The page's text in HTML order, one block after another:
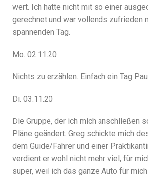
wert. Ich hatte nicht mit so einer
gerechnet und war vollends zufrieden
spannenden Tag.
Mo. 02.11.20
Nichts zu erzählen. Einfach ein Tag
Di. 03.11.20
Die Gruppe, der ich mich anschließen
Pläne geändert. Greg schickte mich
dem Guide/Fahrer und einer
verdient er wohl nicht mehr viel, für
super, weil ich das ganze Auto für